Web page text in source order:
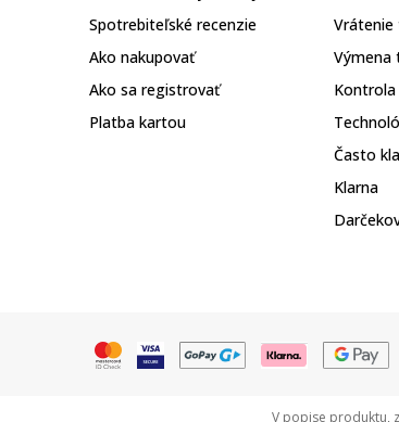
Spotrebiteľské recenzie
Ako nakupovať
Ako sa registrovať
Platba kartou
Vrátenie
Výmena
Často
Klarna
V popise produktu,